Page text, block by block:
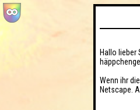
Hallo lieber
Wenn ihr
Netscape.